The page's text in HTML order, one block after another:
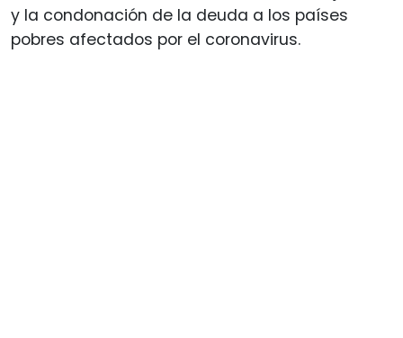
y la condonación de la deuda a los países
pobres afectados por el coronavirus.